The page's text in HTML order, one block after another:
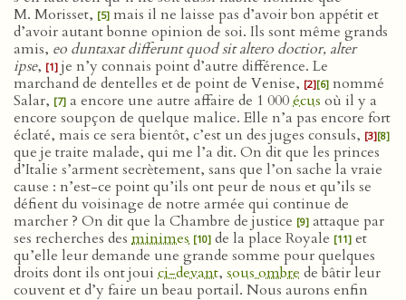
M. Morisset, [5] mais il ne laisse pas d’avoir bon appétit et
d’avoir autant bonne opinion de soi. Ils sont même grands
amis, eo duntaxat differunt quod sit altero doctior, alter
ipse, [1] je n’y connais point d’autre différence. Le
marchand de dentelles et de point de Venise, [2][6] nommé
Salar, [7] a encore une autre affaire de 1 000écus où il y a
encore soupçon de quelque malice. Elle n’a pas encore fort
éclaté, mais ce sera bientôt, c’est un des juges consuls, [3][8]
que je traite malade, qui me l’a dit. On dit que les princes
d’Italie s’arment secrètement, sans que l’on sache la vraie
cause : n’est-ce point qu’ils ont peur de nous et qu’ils se
défient du voisinage de notre armée qui continue de
marcher ? On dit que la Chambre de justice [9] attaque par
ses recherches des minimes [10] de la place Royale [11] et
qu’elle leur demande une grande somme pour quelques
droits dont ils ont joui ci-devant, sous ombre de bâtir leur
couvent et d’y faire un beau portail. Nous aurons enfin